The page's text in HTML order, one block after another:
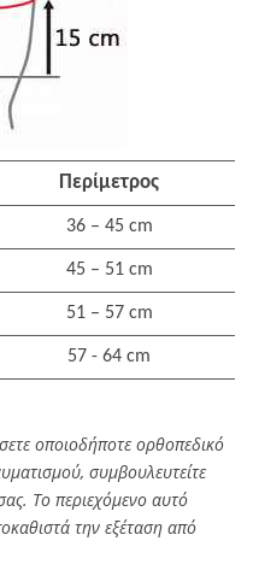
Περίμετρος
36 – 45 cm
45 – 51 cm
51 – 57 cm
57 - 64 cm
οποιοδήποτε ορθοπεδικό
συμβουλευτείτε
Το περιεχόμενο αυτό
την εξέταση από